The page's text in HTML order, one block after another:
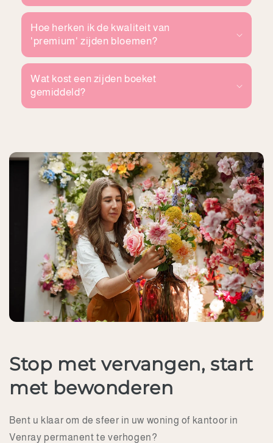
Hoe herken ik de kwaliteit van
'premium' zijden bloemen?
Wat kost een zijden boeket
gemiddeld?
Stop met vervangen, start
met bewonderen
Bent u klaar om de sfeer in uw woning of kantoor in
Venray permanent te verhogen?